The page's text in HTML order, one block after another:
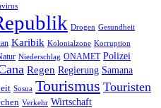
Drogen Gesundheit
Karibik Kolonialzone Korruption
Niederschlag ONAMET Polizei
Regen Regierung Samana
Sosua Tourismus Touristen
Verkehr Wirtschaft